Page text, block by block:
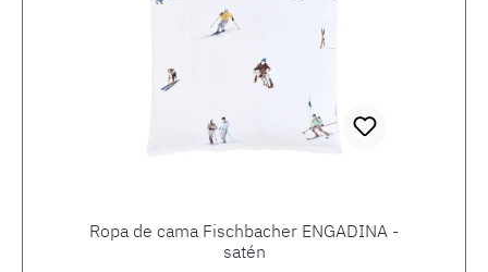
Ropa de cama Fischbacher ENGADINA -
satén